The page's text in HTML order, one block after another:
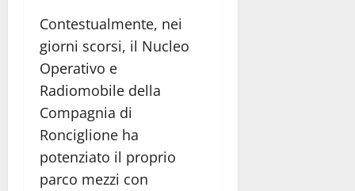
Contestualmente, nei
giorni scorsi, il Nucleo
Operativo e
Radiomobile della
Compagnia di
Ronciglione ha
potenziato il proprio
parco mezzi con